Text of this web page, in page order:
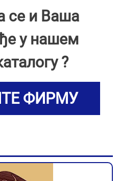
се и Ваша
у нашем
?
ФИРМУ